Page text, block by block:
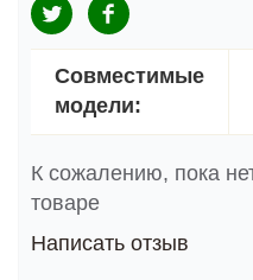
Совместимые
модели:
К сожалению, пока
товаре
Написать отзыв